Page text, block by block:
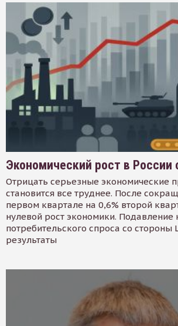
Экономический рост в России
Отрицать серьезные экономические
становится все труднее. После
первом квартале на 0,6% второй
нулевой рост экономики. Подавление
потребительского спроса со стороны
результаты